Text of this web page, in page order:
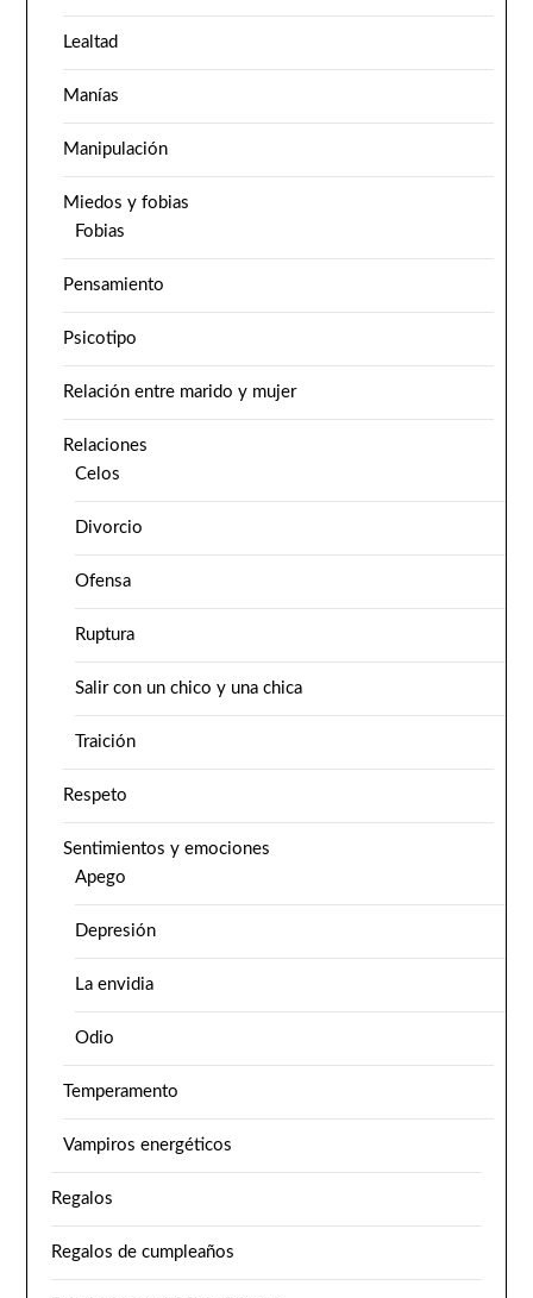
Lealtad
Manías
Manipulación
Miedos y fobias
Fobias
Pensamiento
Psicotipo
Relación entre marido y mujer
Relaciones
Celos
Divorcio
Ofensa
Ruptura
Salir con un chico y una chica
Traición
Respeto
Sentimientos y emociones
Apego
Depresión
La envidia
Odio
Temperamento
Vampiros energéticos
Regalos
Regalos de cumpleaños